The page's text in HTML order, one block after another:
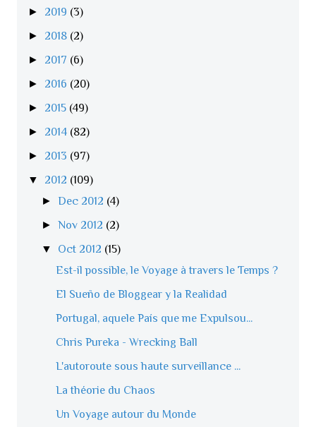
► 2019 (3)
► 2018 (2)
► 2017 (6)
► 2016 (20)
► 2015 (49)
► 2014 (82)
► 2013 (97)
▼ 2012 (109)
►Dec 2012 (4)
►Nov 2012 (2)
▼ Oct 2012 (15)
Est-il possible, le Voyage à travers le Temps ?
El Sueño de Bloggear y la Realidad
Portugal, aquele País que me Expulsou...
Chris Pureka - Wrecking Ball
L'autoroute sous haute surveillance ...
La théorie du Chaos
Un Voyage autour du Monde